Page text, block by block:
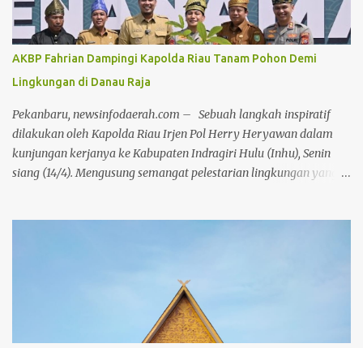
bukan sekadar membahas isi sebuah buku, tetapi juga menggali
kembali nilai-nilai perjuangan, keteladanan dan warisan
keilmuan para ulama yang telah memberi warna dalam
perjalanan sejarah Negeri Junjungan. "Melalui forum bedah buku
ini, kita tidak hanya memperkenalkan buku kepada masyarakat,
tetapi juga mengkajinya secara lebih mendalam. Sebab sebuah
buku akan memiliki nilai yang jauh...
AKBP Fahrian Dampingi Kapolda Riau Tanam Pohon Demi
Lingkungan di Danau Raja
Pekanbaru, newsinfodaerah.com – Sebuah langkah inspiratif
dilakukan oleh Kapolda Riau Irjen Pol Herry Heryawan dalam
kunjungan kerjanya ke Kabupaten Indragiri Hulu (Inhu), Senin
siang (14/4). Mengusung semangat pelestarian lingkungan yang
dari Mapolres, Polsek, Koramil, hingga kantor pemerintahan di
jajaran Pemkab Inhu, bahkan hingga ke tingkat desa. Kedatangan
Kapolda Riau disambut hangat oleh jajaran Forkopimda Inhu,